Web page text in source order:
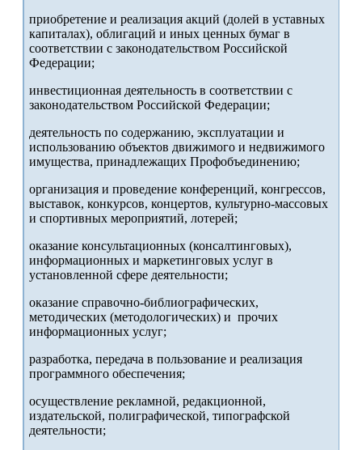
приобретение и реализация акций (долей в уставных
капиталах), облигаций и иных ценных бумаг в
соответствии с законодательством Российской
Федерации;
инвестиционная деятельность в соответствии с
законодательством Российской Федерации;
деятельность по содержанию, эксплуатации и
использованию объектов движимого и недвижимого
имущества, принадлежащих Профобъединению;
организация и проведение конференций, конгрессов,
выставок, конкурсов, концертов, культурно-массовых
и спортивных мероприятий, лотерей;
оказание консультационных (консалтинговых),
информационных и маркетинговых услуг в
установленной сфере деятельности;
оказание справочно-библиографических,
методических (методологических) и прочих
информационных услуг;
разработка, передача в пользование и реализация
программного обеспечения;
осуществление рекламной, редакционной,
издательской, полиграфической, типографской
деятельности;